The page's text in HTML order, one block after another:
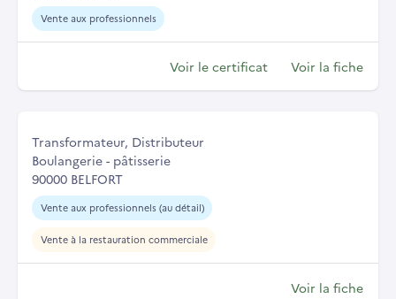
Vente aux professionnels
Voir le certificat Voir la fiche
Transformateur, Distributeur
Boulangerie - pâtisserie
90000 BELFORT
Vente aux professionnels (au détail)
Vente à la restauration commerciale
Voir la fiche